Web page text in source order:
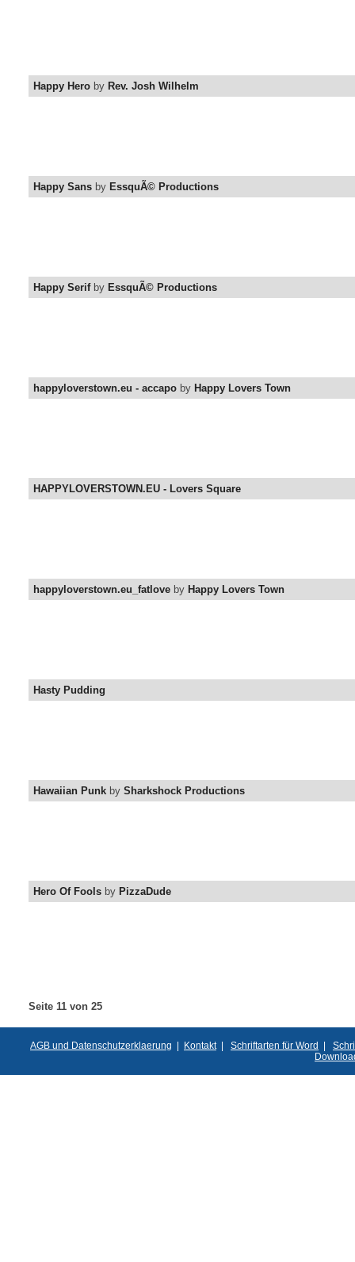
Happy Hero by Rev. Josh Wilhelm
Happy Sans by EssquÃ© Productions
Happy Serifby EssquÃ© Productions
happyloverstown.eu - accapo by Happy Lovers Town
HAPPYLOVERSTOWN.EU - Lovers Square
happyloverstown.eu_fatlove by Happy Lovers Town
Hasty Pudding
Hawaiian Punk by Sharkshock Productions
Hero Of Fools by PizzaDude
Seite 11 von 25
AGB und Datenschutzerklaerung | Kontakt| Schriftarten für Word |